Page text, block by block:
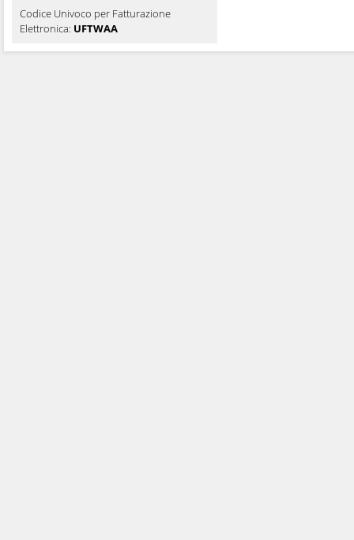
Codice Univoco per Fatturazione
Elettronica: UFTWAA